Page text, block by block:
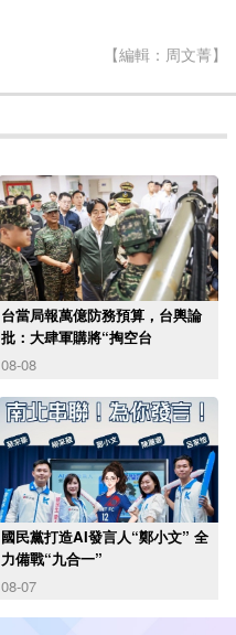
【編輯：周文菁】
台當局報萬億防務預算，台輿論
批：大肆軍購將“掏空台
08-08
國民黨打造AI發言人“鄭小文” 全
力備戰“九合一”
08-07